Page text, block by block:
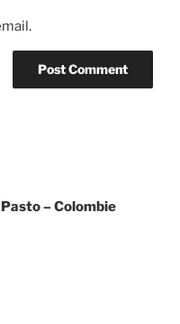
– Colombie